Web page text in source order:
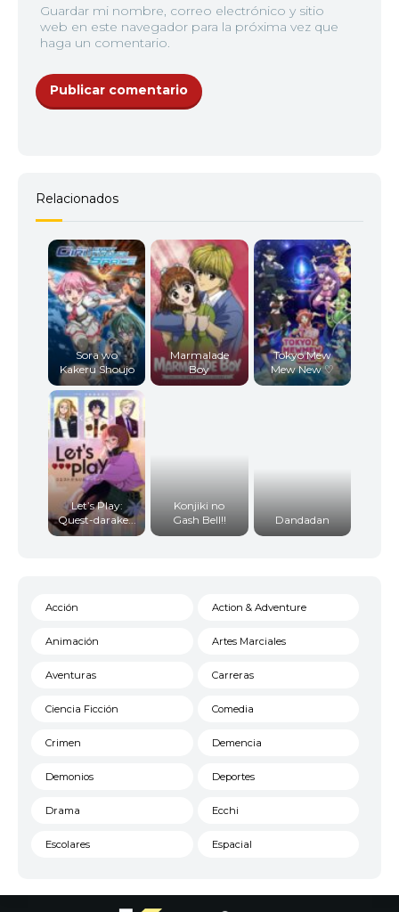
Guardar mi nombre, correo electrónico y sitio
web en este navegador para la próxima vez que
haga un comentario.
Relacionados
Sora wo
Kakeru Shoujo
Marmalade
Boy
Tokyo Mew
Mew New ♡
Let’s Play:
Quest-darake...
Konjiki no
Gash Bell!!
Dandadan
Acción Action & Adventure
Animación Artes Marciales
Aventuras Carreras
Ciencia Ficción Comedia
Crimen Demencia
Demonios Deportes
Drama Ecchi
Escolares Espacial